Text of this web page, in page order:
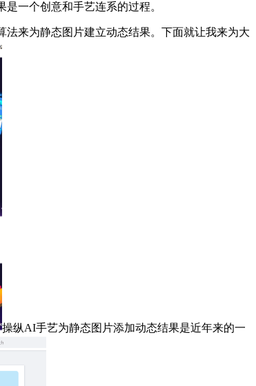
一个创意和手艺连系的过程。
来为静态图片建立动态结果。下面就让我来为大
操纵AI手艺为静态图片添加动态结果是近年来的一